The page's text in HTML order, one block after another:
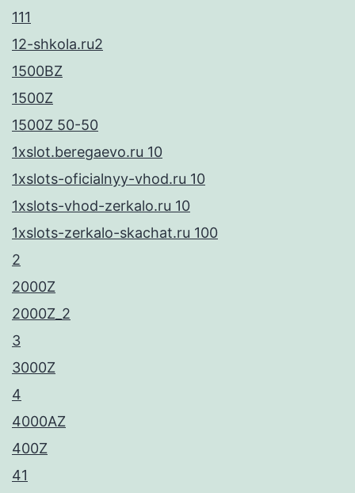
111
12-shkola.ru2
1500BZ
1500Z
1500Z 50-50
1xslot.beregaevo.ru 10
1xslots-oficialnyy-vhod.ru 10
1xslots-vhod-zerkalo.ru 10
1xslots-zerkalo-skachat.ru 100
2
2000Z
2000Z_2
3
3000Z
4
4000AZ
400Z
41